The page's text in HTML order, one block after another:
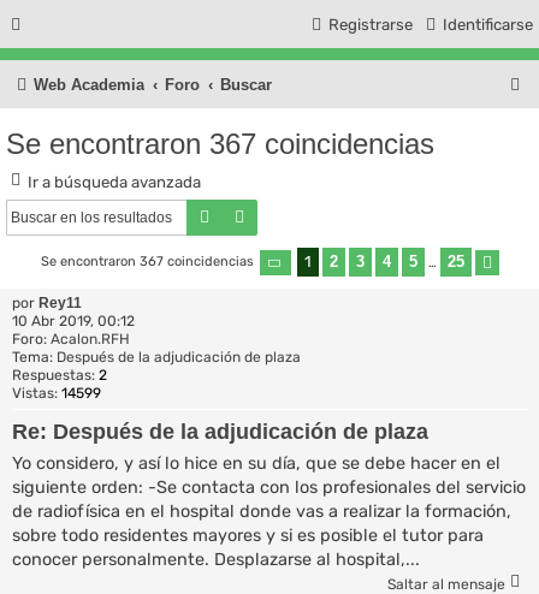
Identificarse
Registrarse
Web Academia Foro Buscar
Se encontraron 367 coincidencias
Ir a búsqueda avanzada
Buscar
Se encontraron 367 coincidencias Página de 25
1 2 3 4 5 … 25
por Rey11
10 Abr 2019, 00:12
Foro: Acalon.RFH
Tema: Después de la adjudicación de plaza
Respuestas: 2
Vistas: 14599
Re: Después de la adjudicación de plaza
Yo considero, y así lo hice en su día, que se debe hacer en el
siguiente orden: -Se contacta con los profesionales del servicio
de radiofísica en el hospital donde vas a realizar la formación,
sobre todo residentes mayores y si es posible el tutor para
conocer personalmente. Desplazarse al hospital,...
Saltar al mensaje